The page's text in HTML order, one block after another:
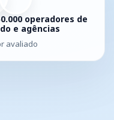
operadores de
e agências
avaliado